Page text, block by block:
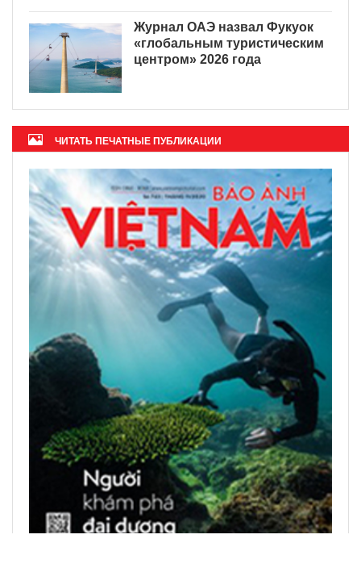
Журнал ОАЭ назвал Фукуок
«глобальным туристическим
центром» 2026 года
ЧИТАТЬ ПЕЧАТНЫЕ ПУБЛИКАЦИИ